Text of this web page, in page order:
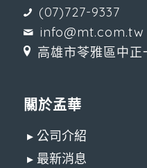
(07)727-9337
info@mt.com.tw
高雄市苓雅區中正
關於孟華
▸ 公司介紹
▸ 最新消息